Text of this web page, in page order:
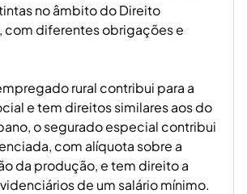
no âmbito do Direito
com diferentes obrigações e
rural contribui para a
e tem direitos similares aos do
o segurado especial contribui
com alíquota sobre a
da produção, e tem direito a
de um salário mínimo.